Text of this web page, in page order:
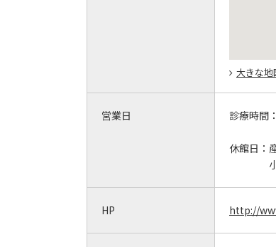
大きな地
営業日 診療時間：
休館日：
HP http://